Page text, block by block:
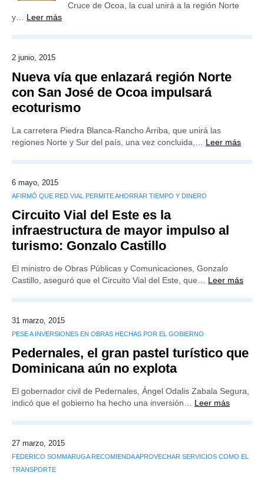
Cruce de Ocoa, la cual unirá a la región Norte
y… Leer más
2 junio, 2015
Nueva vía que enlazará región Norte
con San José de Ocoa impulsará
ecoturismo
La carretera Piedra Blanca-Rancho Arriba, que unirá las
regiones Norte y Sur del país, una vez concluida,… Leer más
6 mayo, 2015
AFIRMÓ QUE RED VIAL PERMITE AHORRAR TIEMPO Y DINERO
Circuito Vial del Este es la
infraestructura de mayor impulso al
turismo: Gonzalo Castillo
El ministro de Obras Públicas y Comunicaciones, Gonzalo
Castillo, aseguró que el Circuito Vial del Este, que… Leer más
31 marzo, 2015
PESE A INVERSIONES EN OBRAS HECHAS POR EL GOBIERNO
Pedernales, el gran pastel turístico que
Dominicana aún no explota
El gobernador civil de Pedernales, Ángel Odalis Zabala Segura,
indicó que el gobierno ha hecho una inversión… Leer más
27 marzo, 2015
FEDERICO SOMMARUGA RECOMIENDA APROVECHAR SERVICIOS COMO EL
TRANSPORTE